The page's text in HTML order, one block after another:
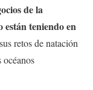
de la
teniendo en
retos de natación